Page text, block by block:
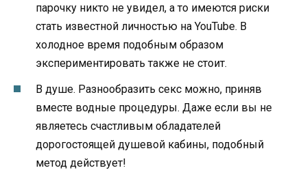
парочку никто не увидел, а то имеются риски
стать известной личностью на YouTube. В
холодное время подобным образом
экспериментировать также не стоит.
В душе. Разнообразить секс можно, приняв
вместе водные процедуры. Даже если вы не
являетесь счастливым обладателей
дорогостоящей душевой кабины, подобный
метод действует!